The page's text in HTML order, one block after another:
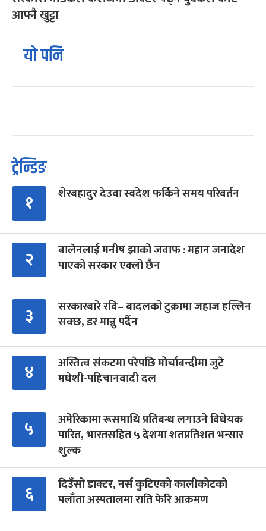
आफ्नै खुट्टा
यो पनि
ट्रेन्डिङ
१ शेरबहादुर देउवा स्वदेश फर्किने समय परिवर्तन
२
बालेनलाई मनीष झाको जवाफ : महान जनादेश
पाएको सरकार एक्लो छैन
३
सरकारबारे रवि– बादलको टुक्रामा जहाज हल्लिन
सक्छ, डर मान्नु पर्दैन
४
अस्तित्व संकटमा परेपछि मोर्चाबन्दीमा जुटे
मधेशी-पहिचानवादी दल
५
अमेरिकामा रूसमाथि प्रतिबन्ध लगाउने विधेयक
पारित, भारतसहित ५ देशमा शतप्रतिशत भन्सार
शुल्क
६
दिउँसो डाक्टर, नर्स कुटिएको कालीकोटको
पलाँता अस्पतालमा राति फेरि आक्रमण